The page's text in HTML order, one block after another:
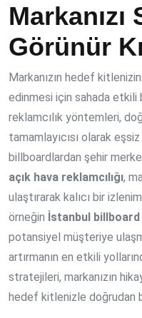
Markanızı
Görünür
Markanızın hedef
edinmesi için sahada etkili
reklamcılık yöntemleri,
tamamlayıcısı olarak
billboardlardan şehir
açık hava reklamcılığı,
ulaştırarak kalıcı bir
örneğin İstanbul billboard
potansiyel müşteriye
artırmanın en etkili
stratejileri, markanızın
hedef kitlenizle doğrudan